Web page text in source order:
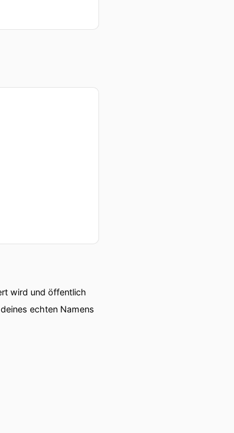
wird und öffentlich
echten Namens